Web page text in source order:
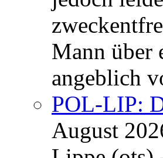
Mann über
angeblich
POL-LIP:
August